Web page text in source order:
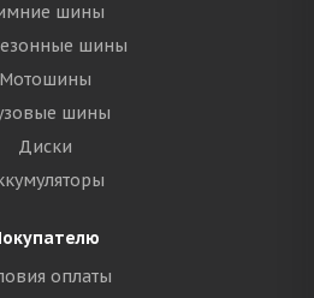
шины
шины
Мотошины
шины
Диски
оплаты